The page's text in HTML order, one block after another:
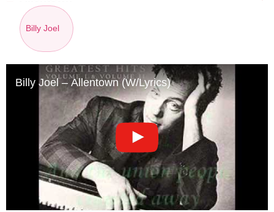
Billy Joel
Billy Joel – Allentown (W/Lyrics)